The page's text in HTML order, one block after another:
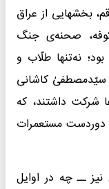
بخشهایی از عراق
صحنه‌ی جنگ
نه‌تنها طلّاب و
کاشانی
شرکت داشتند، که
مستعمرات
ــ چه در اوایل